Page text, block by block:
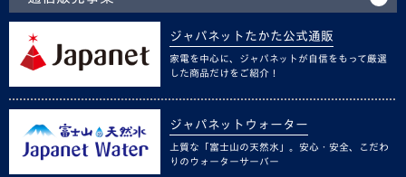
ジャパネットたかた公式通販
家電を中心に、ジャパネットが自信をもって厳選
した商品だけをご紹介！
ジャパネットウォーター
上質な「富士山の天然水」。安心・安全、こだわ
りのウォーターサーバー